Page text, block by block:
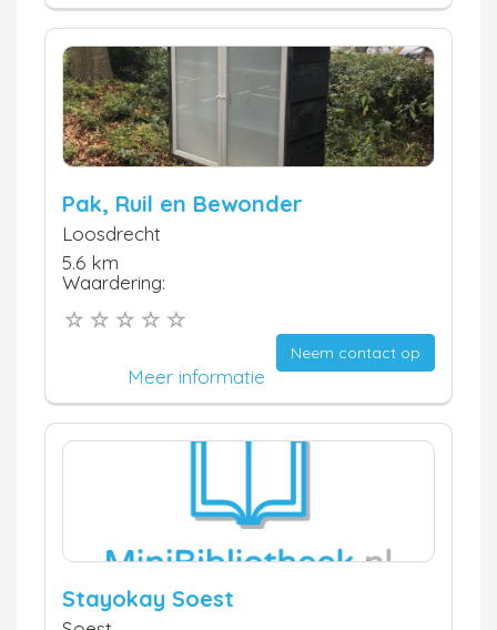
Pak, Ruil en Bewonder
Loosdrecht
5.6 km
Waardering:
Neem contact op
Meer informatie
Stayokay Soest